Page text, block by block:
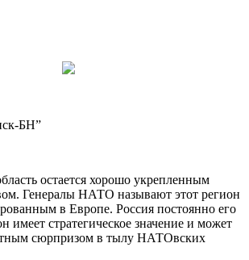
БН”
остается хорошо укрепленным
Генералы НАТО называют этот регион
в Европе. Россия постоянно его
имеет стратегическое значение и может
сюрпризом в тылу НАТОвских